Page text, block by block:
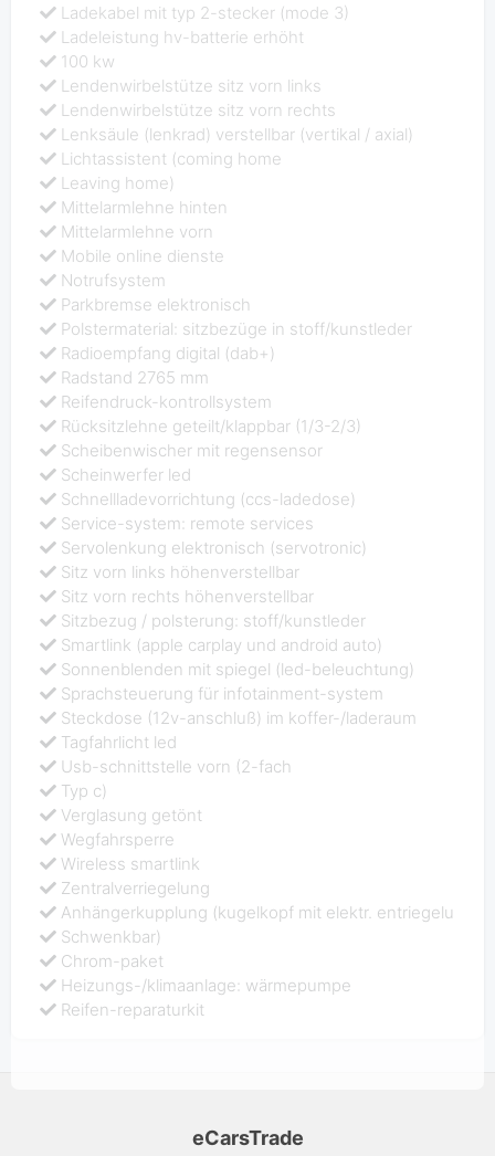
Ladekabel mit typ 2-stecker (mode 3)
Ladeleistung hv-batterie erhöht
100 kw
Lendenwirbelstütze sitz vorn links
Lendenwirbelstütze sitz vorn rechts
Lenksäule (lenkrad) verstellbar (vertikal / axial)
Lichtassistent (coming home
Leaving home)
Mittelarmlehne hinten
Mittelarmlehne vorn
Mobile online dienste
Notrufsystem
Parkbremse elektronisch
Polstermaterial: sitzbezüge in stoff/kunstleder
Radioempfang digital (dab+)
Radstand 2765 mm
Reifendruck-kontrollsystem
Rücksitzlehne geteilt/klappbar (1/3-2/3)
Scheibenwischer mit regensensor
Scheinwerfer led
Schnellladevorrichtung (ccs-ladedose)
Service-system: remote services
Servolenkung elektronisch (servotronic)
Sitz vorn links höhenverstellbar
Sitz vorn rechts höhenverstellbar
Sitzbezug / polsterung: stoff/kunstleder
Smartlink (apple carplay und android auto)
Sonnenblenden mit spiegel (led-beleuchtung)
Sprachsteuerung für infotainment-system
Steckdose (12v-anschluß) im koffer-/laderaum
Tagfahrlicht led
Usb-schnittstelle vorn (2-fach
Typ c)
Verglasung getönt
Wegfahrsperre
Wireless smartlink
Zentralverriegelung
Anhängerkupplung (kugelkopf mit elektr. entriegelu
Schwenkbar)
Chrom-paket
Heizungs-/klimaanlage: wärmepumpe
Reifen-reparaturkit
eCarsTrade